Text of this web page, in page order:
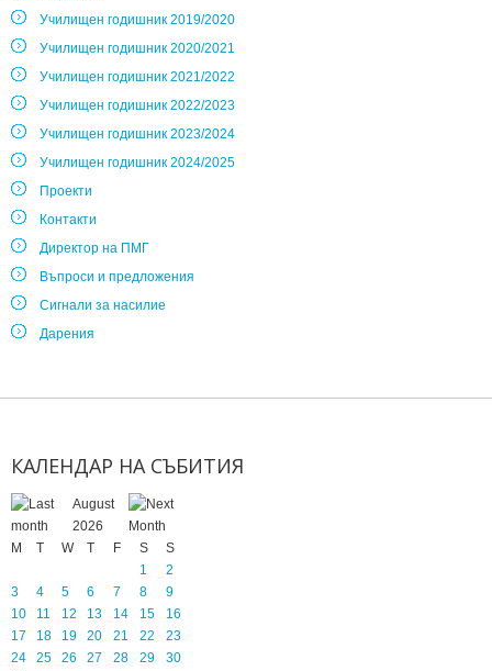
Училищен годишник 2019/2020
Училищен годишник 2020/2021
Училищен годишник 2021/2022
Училищен годишник 2022/2023
Училищен годишник 2023/2024
Училищен годишник 2024/2025
Проекти
Контакти
Директор на ПМГ
Въпроси и предложения
Сигнали за насилие
Дарения
КАЛЕНДАР НА СЪБИТИЯ
August
2026
M
T W T F S
S
1
2
3
4 5 6 7 8
9
10
11 12 13 14 15
16
17
18 19 20 21 22
23
24
25 26 27 28 29
30